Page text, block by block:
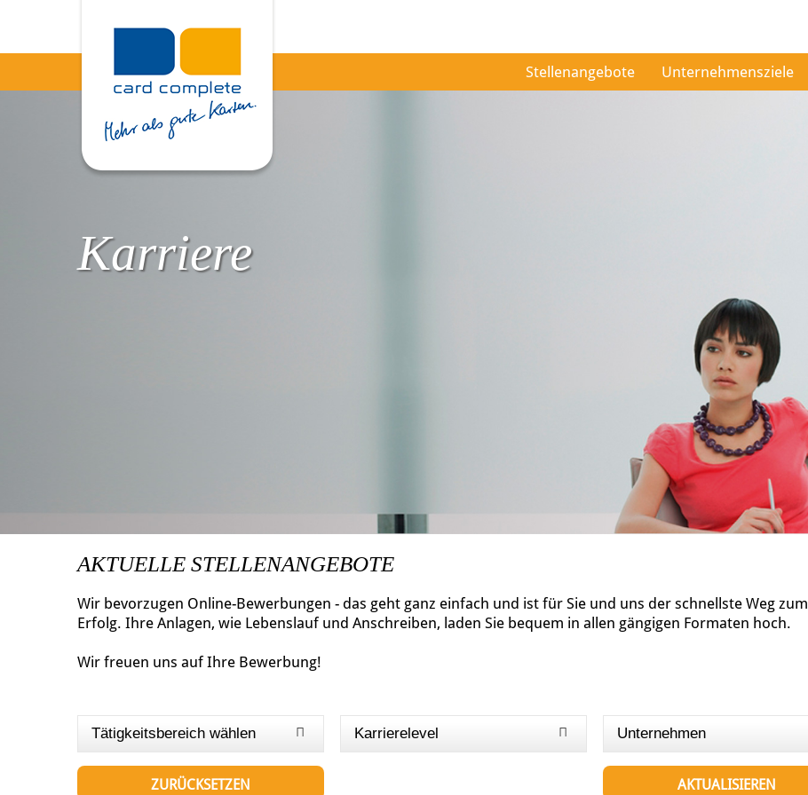
Stellenangebote Unternehmensziele
Karriere
AKTUELLE STELLENANGEBOTE
Wir bevorzugen Online-Bewerbungen - das geht ganz einfach und ist für Sie und uns der schnellste Weg zum
Erfolg. Ihre Anlagen, wie Lebenslauf und Anschreiben, laden Sie bequem in allen gängigen Formaten hoch.
Wir freuen uns auf Ihre Bewerbung!
Tätigkeitsbereich wählen Karrierelevel Unternehmen
ZURÜCKSETZEN AKTUALISIEREN